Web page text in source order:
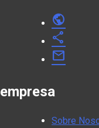
public
share
mail
empresa
Sobre